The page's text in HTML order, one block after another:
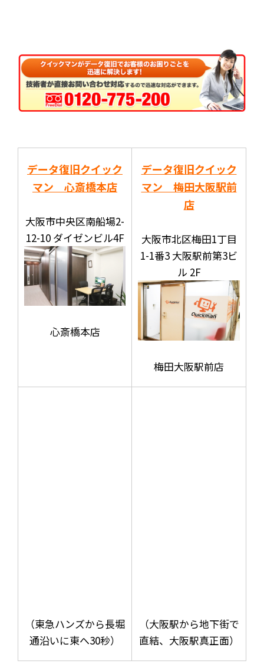
データ復旧クイック
マン 心斎橋本店
大阪市中央区南船場2-
12-10 ダイゼンビル4F
心斎橋本店
データ復旧クイック
マン 梅田大阪駅前
店
大阪市北区梅田1丁目
1-1番3 大阪駅前第3ビ
ル 2F
梅田大阪駅前店
（東急ハンズから長堀
通沿いに東へ30秒）
（大阪駅から地下街で
直結、大阪駅真正面）